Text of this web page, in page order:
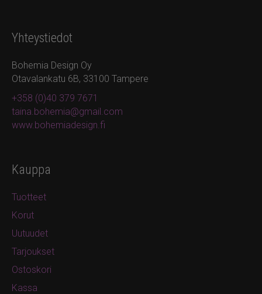
Yhteystiedot
Bohemia Design Oy
Otavalankatu 6B, 33100 Tampere
+358 (0)40 379 7671
taina.bohemia@gmail.com
www.bohemiadesign.fi
Kauppa
Tuotteet
Korut
Uutuudet
Tarjoukset
Ostoskori
Kassa